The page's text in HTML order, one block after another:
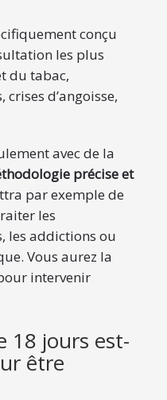
conçu
les plus
du tabac,
d’angoisse,
avec de la
précise et
par exemple de
les
les addictions ou
Vous aurez la
intervenir
18 jours est-
être